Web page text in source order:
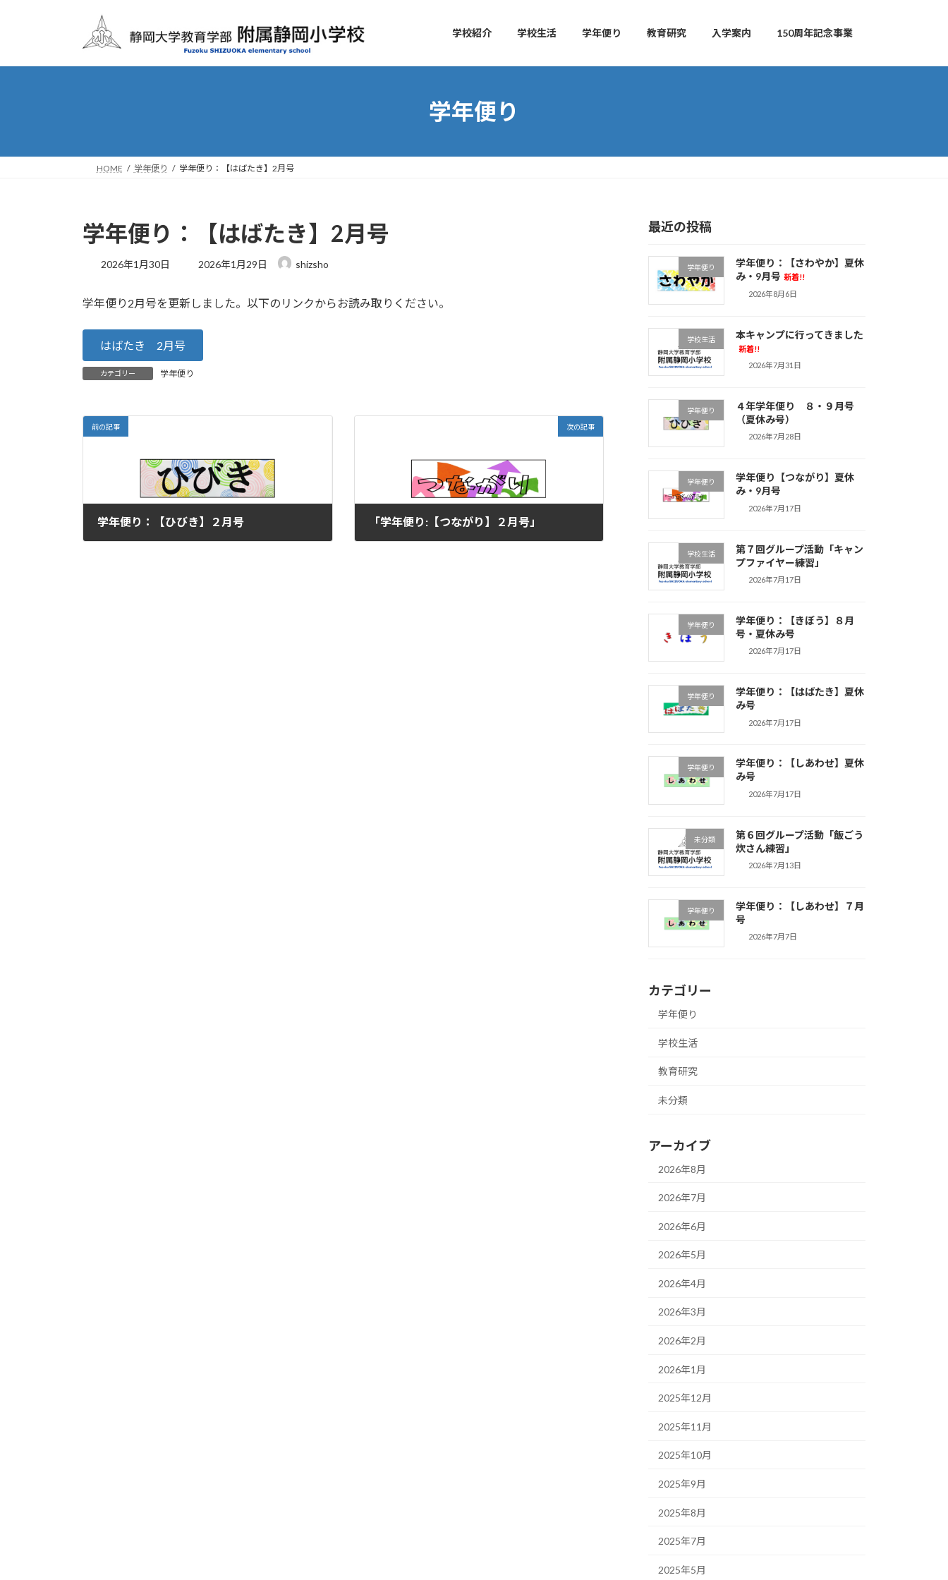
プ
動
学校紹介 学校生活 学年便り 教育研究 入学案内 150周年記念事業
学年便り
HOME 学年便り 学年便り：【はばたき】2月号
学年便り：【はばたき】2月号
2026年1月30日
最
新
時
2026年1月29日 shizsho
学年便り2月号を更新しました。以下のリンクからお読み取りください。
はばたき 2月号
カテゴリー 学年便り
前の記事
学年便り：【ひびき】２月号
次の記事
「学年便り:【つながり】２月号」
最近の投稿
学年便り
学年便り：【さわやか】夏休
み・9月号 新着!!
2026年8月6日
学校生活 本キャンプに行ってきました
新着!!
2026年7月31日
学年便り
４年学年便り ８・９月号
（夏休み号）
2026年7月28日
学年便り
学年便り【つながり】夏休
み・9月号
2026年7月17日
学校生活
第７回グループ活動「キャン
プファイヤー練習」
2026年7月17日
学年便り
学年便り：【きぼう】８月
号・夏休み号
2026年7月17日
学年便り
学年便り：【はばたき】夏休
み号
2026年7月17日
学年便り
学年便り：【しあわせ】夏休
み号
2026年7月17日
未分類
第６回グループ活動「飯ごう
炊さん練習」
2026年7月13日
学年便り
学年便り：【しあわせ】７月
号
2026年7月7日
カテゴリー
学年便り
学校生活
教育研究
未分類
アーカイブ
2026年8月
2026年7月
2026年6月
2026年5月
2026年4月
2026年3月
2026年2月
2026年1月
2025年12月
2025年11月
2025年10月
2025年9月
2025年8月
2025年7月
2025年5月